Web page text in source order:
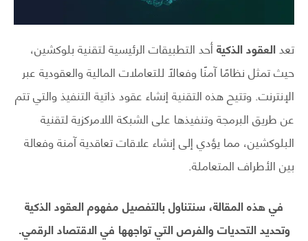
تعدالعقود الذكيةأحد التطبيقات الرئيسية لتقنية بلوكشين،
حيث تمثل نظامًا آمنًا وفعالًا للتعاملات المالية والعقودية عبر
الإنترنت. وتتيح هذه التقنية إنشاء عقود ذاتية التنفيذ والتي تتم
عن طريق البرمجة وتنفيذها على الشبكة اللامركزية لتقنية
البلوكشين، مما يؤدي إلى إنشاء علاقات تعاقدية آمنة وفعالة
بين الأطراف المتعاملة.
في هذه المقالة، سنتناول بالتفصيل مفهوم العقود الذكية
وتحديد التحديات والفرص التي تواجهها في الاقتصاد الرقمي.